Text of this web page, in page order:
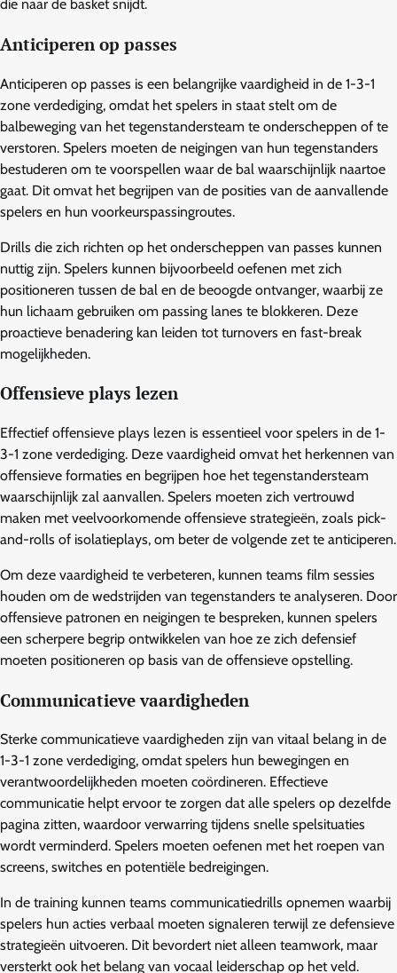
die naar de basket snijdt.
Anticiperen op passes
Anticiperen op passes is een belangrijke vaardigheid in de 1-3-1
zone verdediging, omdat het spelers in staat stelt om de
balbeweging van het tegenstandersteam te onderscheppen of te
verstoren. Spelers moeten de neigingen van hun tegenstanders
bestuderen om te voorspellen waar de bal waarschijnlijk naartoe
gaat. Dit omvat het begrijpen van de posities van de aanvallende
spelers en hun voorkeurspassingroutes.
Drills die zich richten op het onderscheppen van passes kunnen
nuttig zijn. Spelers kunnen bijvoorbeeld oefenen met zich
positioneren tussen de bal en de beoogde ontvanger, waarbij ze
hun lichaam gebruiken om passing lanes te blokkeren. Deze
proactieve benadering kan leiden tot turnovers en fast-break
mogelijkheden.
Offensieve plays lezen
Effectief offensieve plays lezen is essentieel voor spelers in de 1-
3-1 zone verdediging. Deze vaardigheid omvat het herkennen van
offensieve formaties en begrijpen hoe het tegenstandersteam
waarschijnlijk zal aanvallen. Spelers moeten zich vertrouwd
maken met veelvoorkomende offensieve strategieën, zoals pick-
and-rolls of isolatieplays, om beter de volgende zet te anticiperen.
Om deze vaardigheid te verbeteren, kunnen teams film sessies
houden om de wedstrijden van tegenstanders te analyseren. Door
offensieve patronen en neigingen te bespreken, kunnen spelers
een scherpere begrip ontwikkelen van hoe ze zich defensief
moeten positioneren op basis van de offensieve opstelling.
Communicatieve vaardigheden
Sterke communicatieve vaardigheden zijn van vitaal belang in de
1-3-1 zone verdediging, omdat spelers hun bewegingen en
verantwoordelijkheden moeten coördineren. Effectieve
communicatie helpt ervoor te zorgen dat alle spelers op dezelfde
pagina zitten, waardoor verwarring tijdens snelle spelsituaties
wordt verminderd. Spelers moeten oefenen met het roepen van
screens, switches en potentiële bedreigingen.
In de training kunnen teams communicatiedrills opnemen waarbij
spelers hun acties verbaal moeten signaleren terwijl ze defensieve
strategieën uitvoeren. Dit bevordert niet alleen teamwork, maar
versterkt ook het belang van vocaal leiderschap op het veld.